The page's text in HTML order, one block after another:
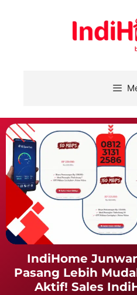
IndiHome
Pasang Lebih
Aktif! Sales